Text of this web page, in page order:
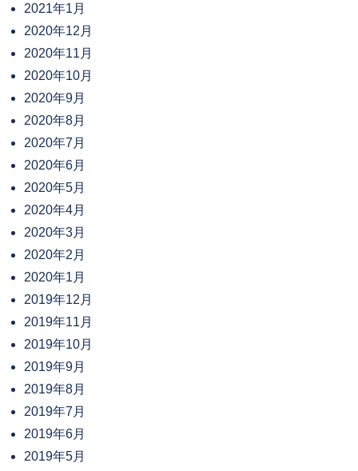
2021年1月
2020年12月
2020年11月
2020年10月
2020年9月
2020年8月
2020年7月
2020年6月
2020年5月
2020年4月
2020年3月
2020年2月
2020年1月
2019年12月
2019年11月
2019年10月
2019年9月
2019年8月
2019年7月
2019年6月
2019年5月